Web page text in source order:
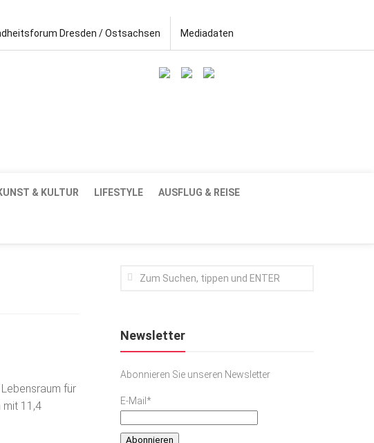
Dresden / Ostsachsen Mediadaten
& KULTUR LIFESTYLE AUSFLUG & REISE
für
mit 11,4
Newsletter
Abonnieren Sie unseren Newsletter
E-Mail*